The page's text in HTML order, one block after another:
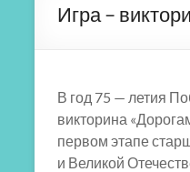
Игра –
В год 75 — летия
викторина
первом этапе
и Великой